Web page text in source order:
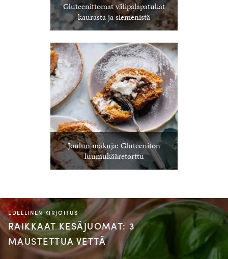
Gluteenittomat välipalapatukat
kaurasta ja siemenistä
Joulun makuja: Gluteeniton
luumukääretorttu
EDELLINEN KIRJOITUS
RAIKKAAT KESÄJUOMAT: 3
MAUSTETTUA VETTÄ